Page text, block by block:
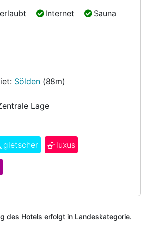
Internet
Internet Sauna
Sauna
Sölden(88m)
Lage
gletscher luxus
des Hotels erfolgt in Landeskategorie.